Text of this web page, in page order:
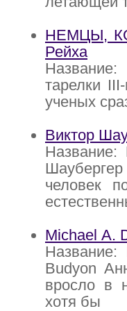
НЕМЦЫ,
Рейха
тарелки
ученых
Виктор
Название:
Шаубергер
человек
Michael А.
Budyon
вросло в
хотя бы